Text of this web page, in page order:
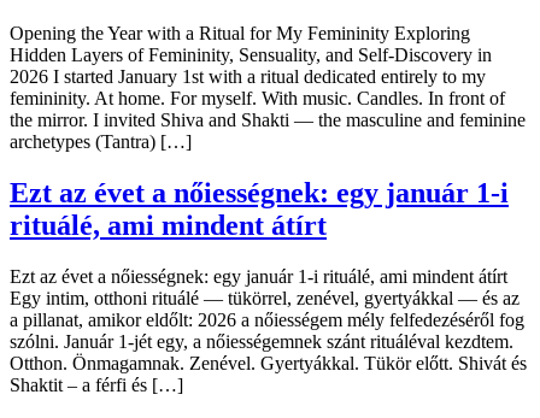
Opening the Year with a Ritual for My Femininity Exploring
Hidden Layers of Femininity, Sensuality, and Self-Discovery in
2026 I started January 1st with a ritual dedicated entirely to my
femininity. At home. For myself. With music. Candles. In front of
the mirror. I invited Shiva and Shakti — the masculine and feminine
archetypes (Tantra) […]
Ezt az évet a nőiességnek: egy január 1-i
rituálé, ami mindent átírt
Ezt az évet a nőiességnek: egy január 1-i rituálé, ami mindent átírt
Egy intim, otthoni rituálé — tükörrel, zenével, gyertyákkal — és az
a pillanat, amikor eldőlt: 2026 a nőiességem mély felfedezéséről fog
szólni. Január 1-jét egy, a nőiességemnek szánt rituáléval kezdtem.
Otthon. Önmagamnak. Zenével. Gyertyákkal. Tükör előtt. Shivát és
Shaktit – a férfi és […]